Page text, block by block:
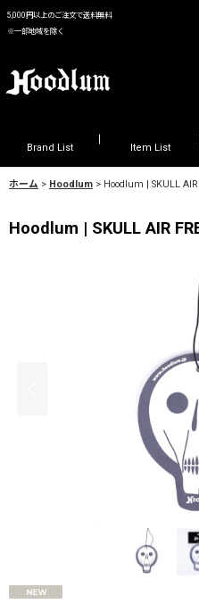
5,000円以上のご注文で送料無料
※一部地域を除く
Brand List Item List
ホーム > Hoodlum > Hoodlum | SKULL AIR
Hoodlum | SKULL AIR